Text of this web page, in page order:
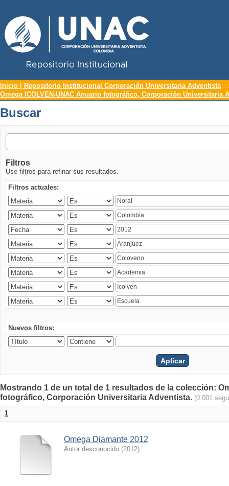
Buscar
Inicio | Repositorio Institucional Corporación Universitaria Adventista
Omega ICOLVEN-UNAC Anuario fotográfico, Corporación Universitaria
Buscar
Filtros
Use filtros para refinar sus resultados.
Filtros actuales:
Nuevos filtros:
Mostrando 1 de un total de 1 resultados de la colección:
fotográfico, Corporación Universitaria Adventista. (0.001
1
Omega Diamante 2012
Autor desconocido (2012)